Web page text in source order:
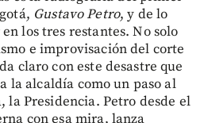
Gustavo Petro, y de lo
los tres restantes. No solo
e improvisación del corte
claro con este desastre que
la alcaldía como un paso al
la Presidencia. Petro desde el
con esa mira, lanza